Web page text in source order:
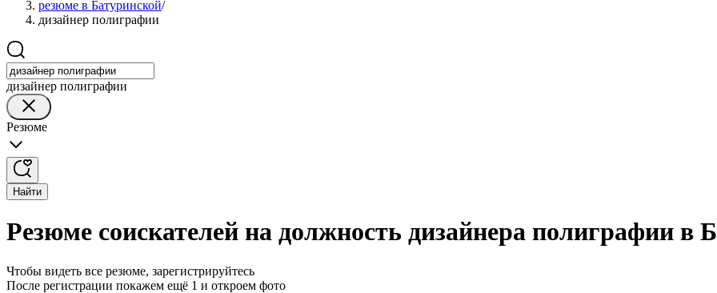
резюме в Батуринской/
дизайнер полиграфии
дизайнер полиграфии
Резюме
Найти
Резюме соискателей на должность дизайнера полиграфии в
Чтобы видеть все резюме, зарегистрируйтесь
После регистрации покажем ещё 1 и откроем фото